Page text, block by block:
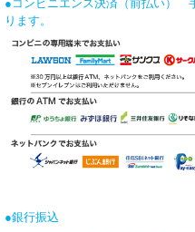
●コンビニエンス決済（前払い）
ります。
●銀行振込